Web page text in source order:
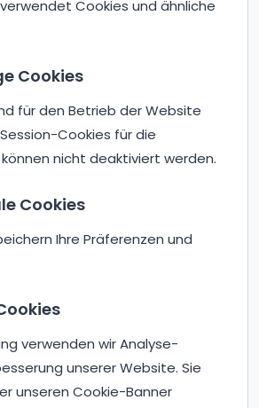
Cookies und ähnliche
Cookies
für den Betrieb der Website
Cookies für die
nicht deaktiviert werden.
Cookies
Ihre Präferenzen und
verwenden wir Analyse-
unserer Website. Sie
unseren Cookie-Banner